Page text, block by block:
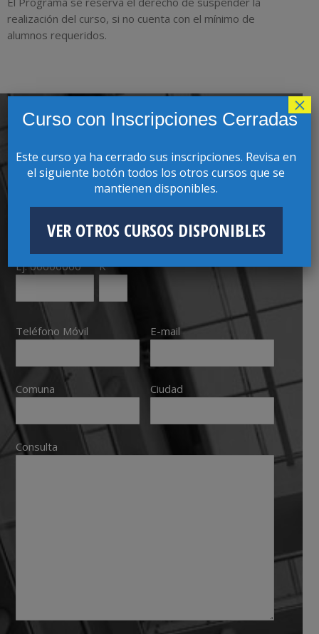
realización del curso, si no cuenta con el mínimo de
alumnos requeridos.
SOLICITAR INFORMACIÓN
Nombres Apellidos
Ej: 00000000
K
Teléfono Móvil E-mail
Comuna Ciudad
Consulta
Curso con Inscripciones Cerradas
Este curso ya ha cerrado sus inscripciones. Revisa en
el siguiente botón todos los otros cursos que se
mantienen disponibles.
VER OTROS CURSOS DISPONIBLES
×